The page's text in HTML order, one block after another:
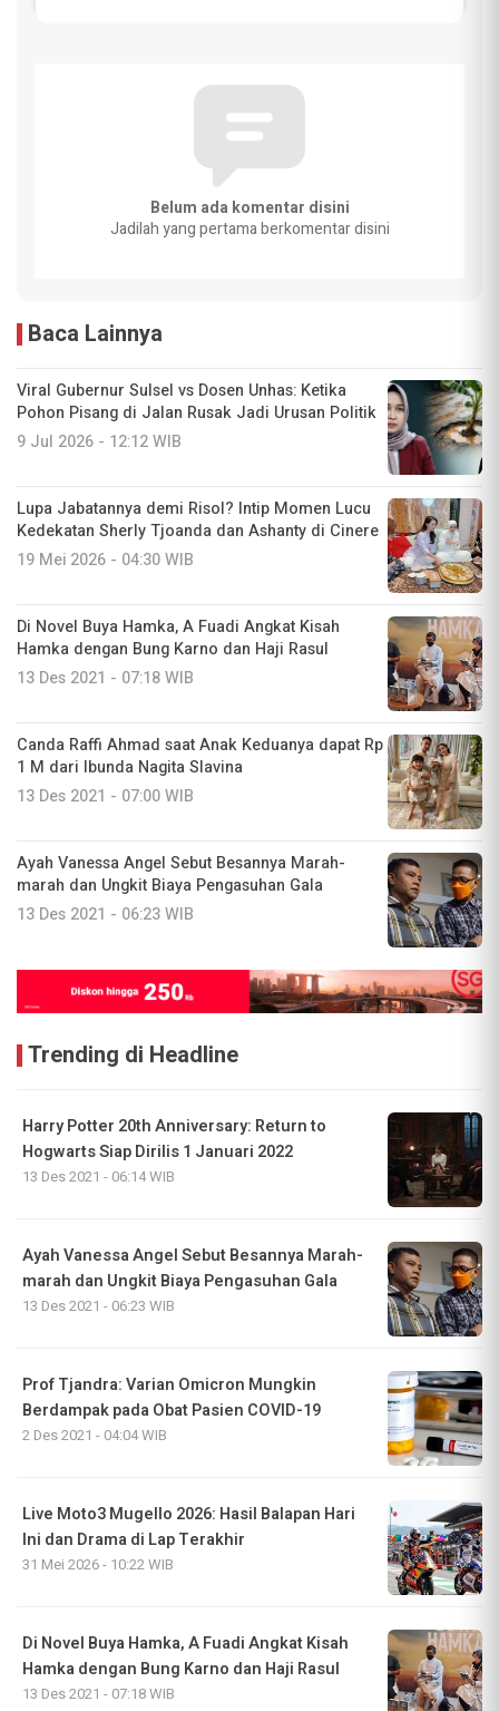
Belum ada komentar disini
Jadilah yang pertama berkomentar disini
Baca Lainnya
Viral Gubernur Sulsel vs Dosen Unhas: Ketika
Pohon Pisang di Jalan Rusak Jadi Urusan Politik
9 Jul 2026 - 12:12 WIB
Lupa Jabatannya demi Risol? Intip Momen Lucu
Kedekatan Sherly Tjoanda dan Ashanty di Cinere
19 Mei 2026 - 04:30 WIB
Di Novel Buya Hamka, A Fuadi Angkat Kisah
Hamka dengan Bung Karno dan Haji Rasul
13 Des 2021 - 07:18 WIB
Canda Raffi Ahmad saat Anak Keduanya dapat Rp
1 M dari Ibunda Nagita Slavina
13 Des 2021 - 07:00 WIB
Ayah Vanessa Angel Sebut Besannya Marah-
marah dan Ungkit Biaya Pengasuhan Gala
13 Des 2021 - 06:23 WIB
Trending di Headline
Harry Potter 20th Anniversary: Return to
Hogwarts Siap Dirilis 1 Januari 2022
13 Des 2021 - 06:14 WIB
Ayah Vanessa Angel Sebut Besannya Marah-
marah dan Ungkit Biaya Pengasuhan Gala
13 Des 2021 - 06:23 WIB
Prof Tjandra: Varian Omicron Mungkin
Berdampak pada Obat Pasien COVID-19
2 Des 2021 - 04:04 WIB
Live Moto3 Mugello 2026: Hasil Balapan Hari
Ini dan Drama di Lap Terakhir
31 Mei 2026 - 10:22 WIB
Di Novel Buya Hamka, A Fuadi Angkat Kisah
Hamka dengan Bung Karno dan Haji Rasul
13 Des 2021 - 07:18 WIB